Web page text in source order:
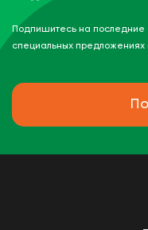
Подпишитесь на последние
специальных предложениях